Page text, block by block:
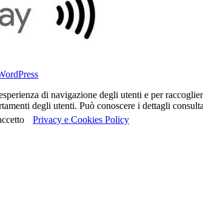
di navigazione degli utenti e per
degli utenti. Può conoscere i dettagli
Privacy e Cookies Policy